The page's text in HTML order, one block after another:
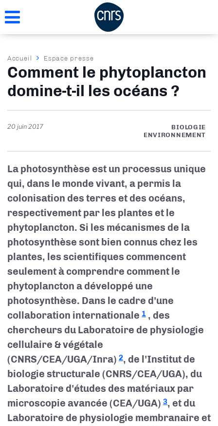
au
Fil
d'Ariane
Accueil Espace presse
Comment le phytoplancton
domine-t-il les océans ?
20 juin 2017
BIOLOGIE
ENVIRONNEMENT
La photosynthèse est un processus unique
qui, dans le monde vivant, a permis la
colonisation des terres et des océans,
respectivement par les plantes et le
phytoplancton. Si les mécanismes de la
photosynthèse sont bien connus chez les
plantes, les scientifiques commencent
seulement à comprendre comment le
phytoplancton a développé une
photosynthèse. Dans le cadre d'une
collaboration internationale 1 , des
chercheurs du Laboratoire de physiologie
cellulaire & végétale
(CNRS/CEA/UGA/Inra) 2, de l'Institut de
biologie structurale (CNRS/CEA/UGA), du
Laboratoire d'études des matériaux par
microscopie avancée (CEA/UGA) 3, et du
Laboratoire de physiologie membranaire et